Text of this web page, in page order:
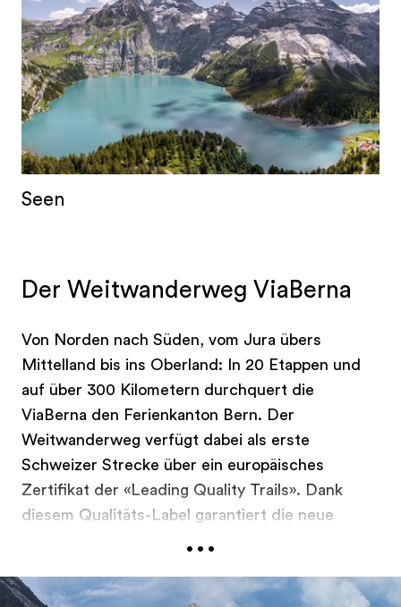
Seen
Der Weitwanderweg ViaBerna
Von Norden nach Süden, vom Jura übers
Mittelland bis ins Oberland: In 20 Etappen und
auf über 300 Kilometern durchquert die
ViaBerna den Ferienkanton Bern. Der
Weitwanderweg verfügt dabei als erste
Schweizer Strecke über ein europäisches
Zertifikat der «Leading Quality Trails». Dank
diesem Qualitäts-Label garantiert die neue
landschaftlicher Abwechslung. Unterwegs
...